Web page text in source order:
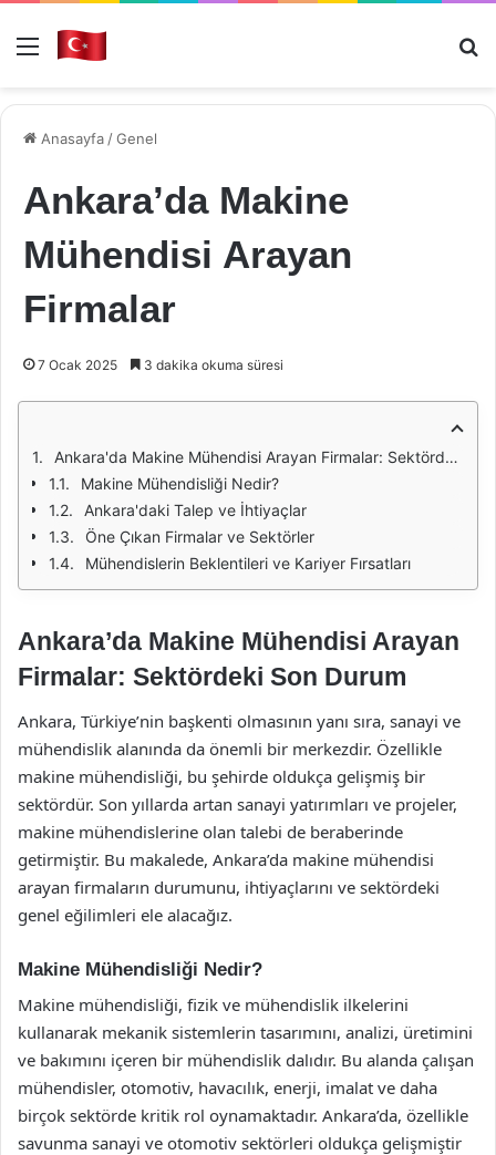
Menü
Anasayfa /Genel
Ankara’da Makine
Mühendisi Arayan
Firmalar
7 Ocak 2025 3 dakika okuma süresi
Ankara'da Makine Mühendisi Arayan Firmalar: Sektördeki Son Durum
Makine Mühendisliği Nedir?
Ankara'daki Talep ve İhtiyaçlar
Öne Çıkan Firmalar ve Sektörler
Mühendislerin Beklentileri ve Kariyer Fırsatları
Ankara’da Makine Mühendisi Arayan
Firmalar: Sektördeki Son Durum
Ankara, Türkiye’nin başkenti olmasının yanı sıra, sanayi ve
mühendislik alanında da önemli bir merkezdir. Özellikle
makine mühendisliği, bu şehirde oldukça gelişmiş bir
sektördür. Son yıllarda artan sanayi yatırımları ve projeler,
makine mühendislerine olan talebi de beraberinde
getirmiştir. Bu makalede, Ankara’da makine mühendisi
arayan firmaların durumunu, ihtiyaçlarını ve sektördeki
genel eğilimleri ele alacağız.
Makine Mühendisliği Nedir?
Makine mühendisliği, fizik ve mühendislik ilkelerini
kullanarak mekanik sistemlerin tasarımını, analizi, üretimini
ve bakımını içeren bir mühendislik dalıdır. Bu alanda çalışan
mühendisler, otomotiv, havacılık, enerji, imalat ve daha
birçok sektörde kritik rol oynamaktadır. Ankara’da, özellikle
savunma sanayi ve otomotiv sektörleri oldukça gelişmiştir